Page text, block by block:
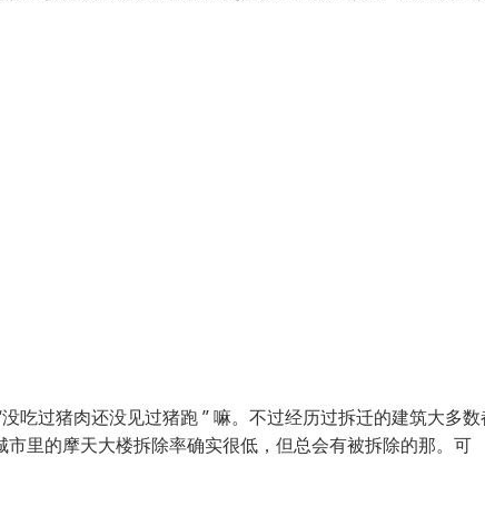
吃过猪肉还没见过猪跑 ” 嘛。不过经历过拆迁的建筑大多
里的摩天大楼拆除率确实很低，但总会有被拆除的那。可